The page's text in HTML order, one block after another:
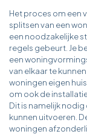
Het proces om een
splitsen van een
een noodzakelijke
regels gebeurt. Je
een
van elkaar te
woningen eigen
om ook de
Dit is namelijk
kunnen uitvoeren.
woningen